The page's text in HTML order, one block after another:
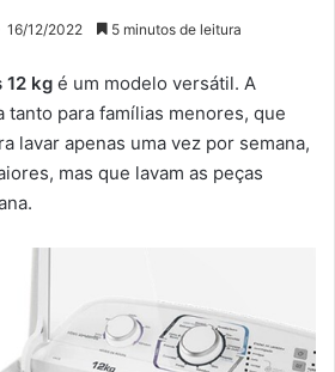
16/12/2022 5 minutos de leitura
12 kg é um modelo versátil. A
tanto para famílias menores, que
lavar apenas uma vez por semana,
mas que lavam as peças